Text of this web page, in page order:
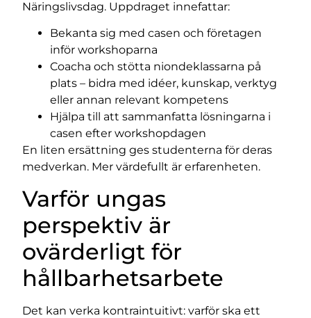
Näringslivsdag. Uppdraget innefattar:
Bekanta sig med casen och företagen
inför workshoparna
Coacha och stötta niondeklassarna på
plats – bidra med idéer, kunskap, verktyg
eller annan relevant kompetens
Hjälpa till att sammanfatta lösningarna i
casen efter workshopdagen
En liten ersättning ges studenterna för deras
medverkan. Mer värdefullt är erfarenheten.
Varför ungas
perspektiv är
ovärderligt för
hållbarhetsarbete
Det kan verka kontraintuitivt: varför ska ett